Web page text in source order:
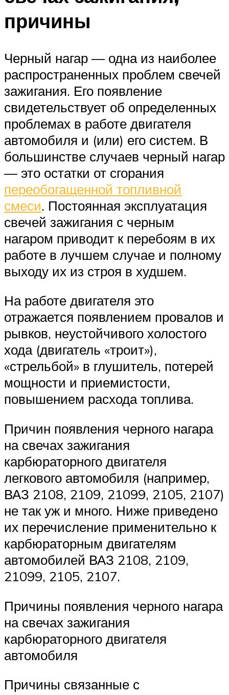
причины
Черный нагар — одна из наиболее
распространенных проблем свечей
зажигания. Его появление
свидетельствует об определенных
проблемах в работе двигателя
автомобиля и (или) его систем. В
большинстве случаев черный нагар
— это остатки от сгорания
переобогащенной топливной
смеси. Постоянная эксплуатация
свечей зажигания с черным
нагаром приводит к перебоям в их
работе в лучшем случае и полному
выходу их из строя в худшем.
На работе двигателя это
отражается появлением провалов и
рывков, неустойчивого холостого
хода (двигатель «троит»),
«стрельбой» в глушитель, потерей
мощности и приемистости,
повышением расхода топлива.
Причин появления черного нагара
на свечах зажигания
карбюраторного двигателя
легкового автомобиля (например,
ВАЗ 2108, 2109, 21099, 2105, 2107)
не так уж и много. Ниже приведено
их перечисление применительно к
карбюраторным двигателям
автомобилей ВАЗ 2108, 2109,
21099, 2105, 2107.
Причины появления черного нагара
на свечах зажигания
карбюраторного двигателя
автомобиля
Причины связанные с